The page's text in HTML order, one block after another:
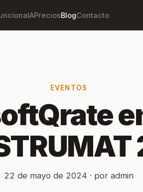
IAPreciosBlogContacto
EVENTOS
22 de mayo de 2024 · por admin